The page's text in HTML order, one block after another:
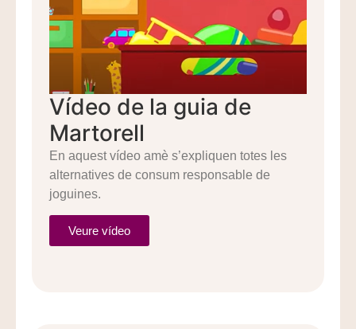
Vídeo de la guia de
Martorell
En aquest vídeo amè s’expliquen totes les
alternatives de consum responsable de
joguines.
Veure vídeo